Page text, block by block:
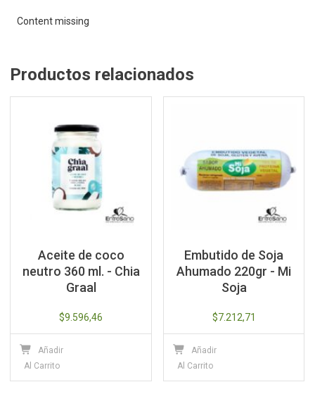
Content missing
Productos relacionados
Aceite de coco
neutro 360 ml. - Chia
Graal
$9.596,46
Añadir
Al Carrito
Embutido de Soja
Ahumado 220gr - Mi
Soja
$7.212,71
Añadir
Al Carrito